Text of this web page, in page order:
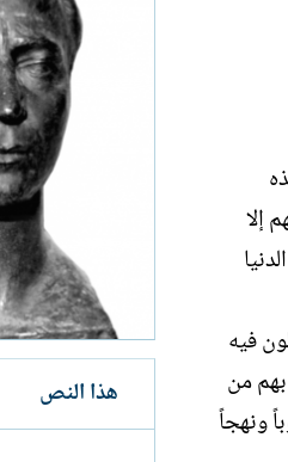
إلا
فيه
من
ونهجاً
هذا النص